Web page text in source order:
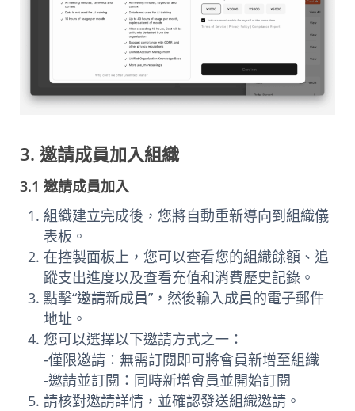
3. 邀請成員加入組織
3.1 邀請成員加入
組織建立完成後，您將自動重新導向到組織儀
表板。
在控製面板上，您可以查看您的組織餘額、追
蹤支出進度以及查看充值和消費歷史記錄。
點擊“邀請新成員”，然後輸入成員的電子郵件
地址。
您可以選擇以下邀請方式之一：
-僅限邀請：無需訂閱即可將會員新增至組織
-邀請並訂閱：同時新增會員並開始訂閱
請核對邀請詳情，並確認發送組織邀請。